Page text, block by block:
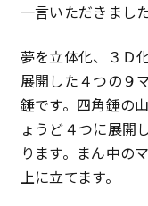
一言いただきました
夢を立体化、３Ｄ
展開した４つの９
錘です。四角錘の
ょうど４つに展開
ります。まん中の
上に立てます。